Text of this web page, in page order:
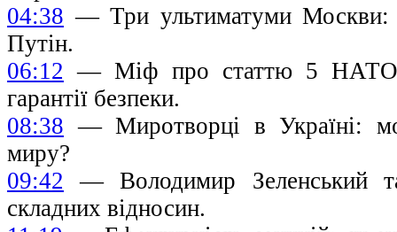
04:38 — Три ультиматуми Москви:
Путін.
06:12 — Міф про статтю 5 НАТО:
гарантії безпеки.
08:38 — Миротворці в Україні:
миру?
09:42 — Володимир Зеленський
складних відносин.